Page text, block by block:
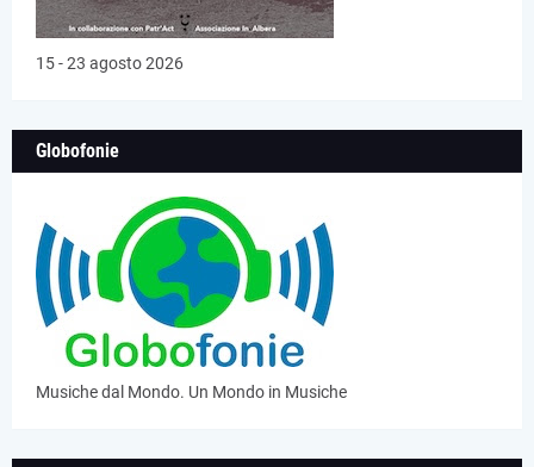
15 - 23 agosto 2026
Globofonie
Musiche dal Mondo. Un Mondo in Musiche